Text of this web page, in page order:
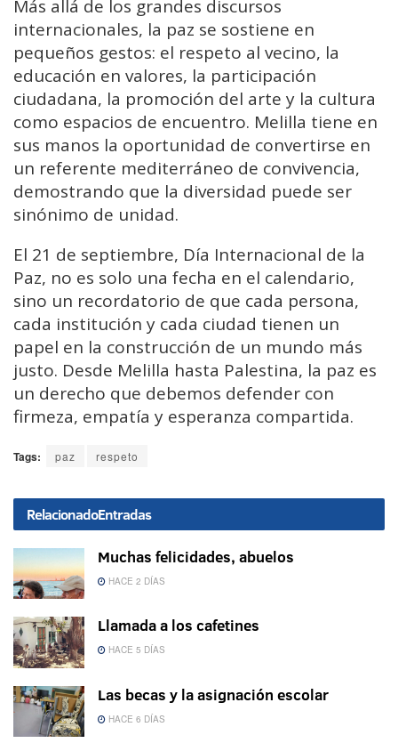
Más allá de los grandes discursos
internacionales, la paz se sostiene en
pequeños gestos: el respeto al vecino, la
educación en valores, la participación
ciudadana, la promoción del arte y la cultura
como espacios de encuentro. Melilla tiene en
sus manos la oportunidad de convertirse en
un referente mediterráneo de convivencia,
demostrando que la diversidad puede ser
sinónimo de unidad.
El 21 de septiembre, Día Internacional de la
Paz, no es solo una fecha en el calendario,
sino un recordatorio de que cada persona,
cada institución y cada ciudad tienen un
papel en la construcción de un mundo más
justo. Desde Melilla hasta Palestina, la paz es
un derecho que debemos defender con
firmeza, empatía y esperanza compartida.
Tags: paz respeto
RelacionadoEntradas
Muchas felicidades, abuelos
HACE 2 DÍAS
Llamada a los cafetines
HACE 5 DÍAS
Las becas y la asignación escolar
HACE 6 DÍAS